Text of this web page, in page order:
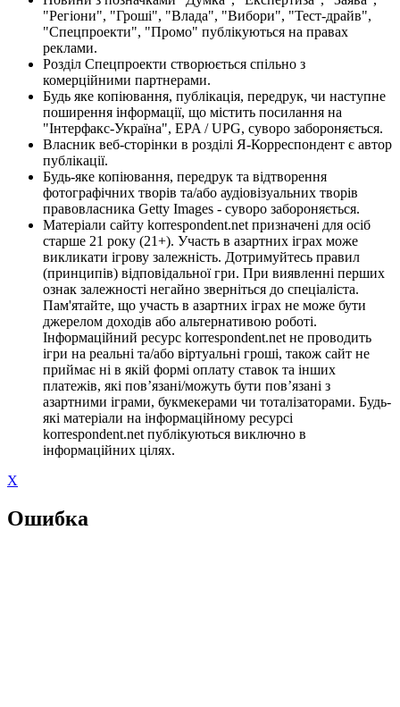
"Регіони", "Гроші", "Влада", "Вибори", "Тест-драйв",
"Спецпроекти", "Промо" публікуються на правах
реклами.
Розділ Спецпроекти створюється спільно з
комерційними партнерами.
Будь яке копіювання, публікація, передрук, чи наступне
поширення інформації, що містить посилання на
"Інтерфакс-Україна", EPA / UPG, суворо забороняється.
Власник веб-сторінки в розділі Я-Корреспондент є автор
публікації.
Будь-яке копіювання, передрук та відтворення
фотографічних творів та/або аудіовізуальних творів
правовласника Getty Images - суворо забороняється.
Матеріали сайту korrespondent.net призначені для осіб
старше 21 року (21+). Участь в азартних іграх може
викликати ігрову залежність. Дотримуйтесь правил
(принципів) відповідальної гри. При виявленні перших
ознак залежності негайно зверніться до спеціаліста.
Пам'ятайте, що участь в азартних іграх не може бути
джерелом доходів або альтернативою роботі.
Інформаційний ресурс korrespondent.net не проводить
ігри на реальні та/або віртуальні гроші, також сайт не
приймає ні в якій формі оплату ставок та інших
платежів, які пов’язані/можуть бути пов’язані з
азартними іграми, букмекерами чи тоталізаторами. Будь-
які матеріали на інформаційному ресурсі
korrespondent.net публікуються виключно в
інформаційних цілях.
X
Ошибка